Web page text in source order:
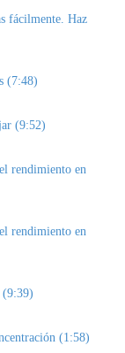
fácilmente. Haz
(7:48)
(9:52)
rendimiento en
rendimiento en
(9:39)
(1:58)